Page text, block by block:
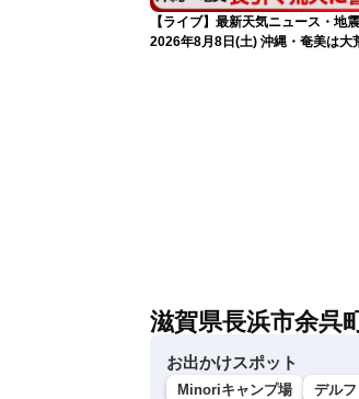
【ライブ】最新天気ニュース・地
2026年8月8日(土) 沖縄・奄美は大
滋賀県長浜市余呉
お出かけスポット
Minoriキャンプ場
デル